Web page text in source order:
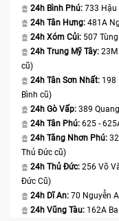
24h Bình Phú: 733 Hậu
24h Tân Hưng: 481A
24h Xóm Củi: 507
24h Trung Mỹ Tây: 23M
cũ)
24h Tân Sơn Nhất: 198
Bình cũ)
24h Gò Vấp: 389
24h Tân Phú: 625 -
24h Tăng Nhơn Phú:
Thủ Đức cũ)
24h Thủ Đức: 256 Võ
Đức Cũ)
24h Dĩ An: 70 Nguyễn
24h Vũng Tàu: 162A